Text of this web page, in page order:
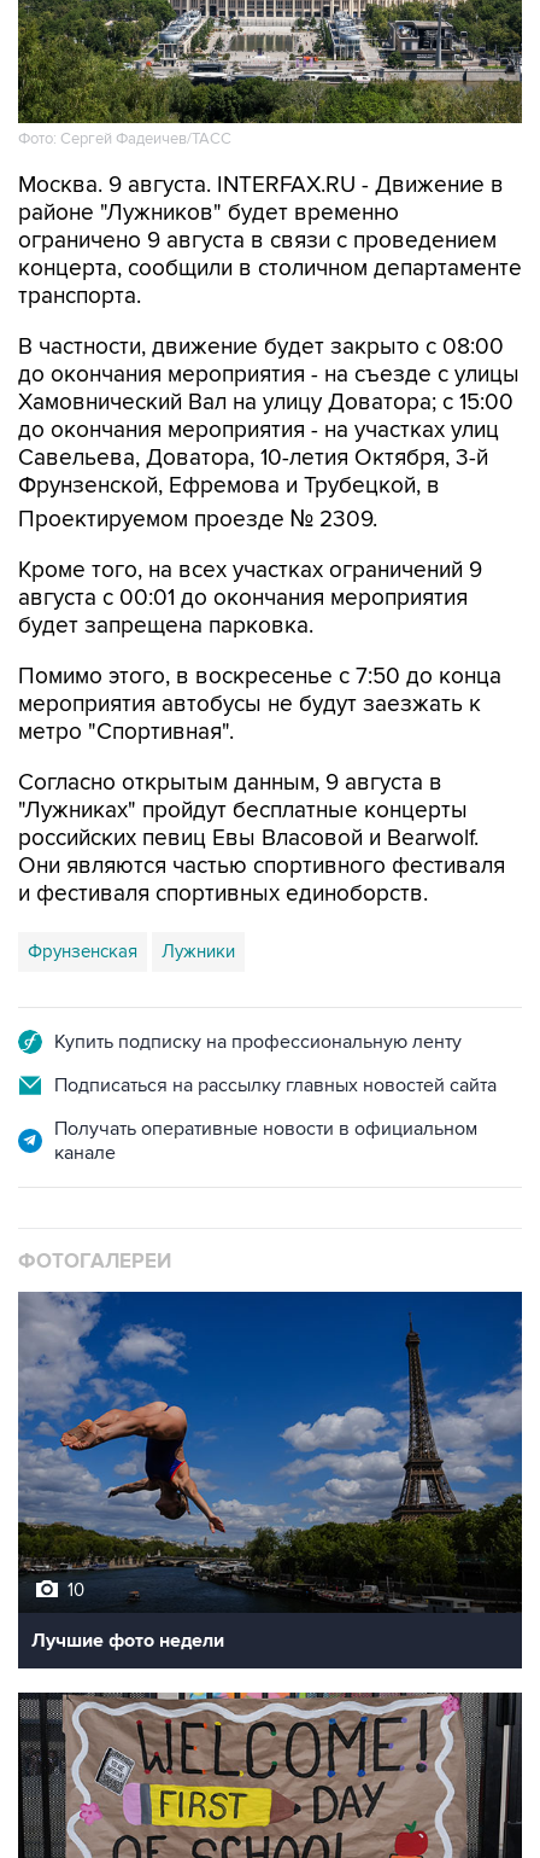
Фото: Сергей Фадеичев/ТАСС
Москва. 9 августа. INTERFAX.RU - Движение в
ограничено 9 августа в связи с проведением
концерта, сообщили в столичном департаменте
транспорта.
В частности, движение будет закрыто с 08:00
Хамовнический Вал на улицу Доватора; с 15:00
до окончания мероприятия - на участках улиц
Савельева, Доватора, 10-летия Октября, 3-й
Фрунзенской, Ефремова и Трубецкой, в
Проектируемом проезде № 2309.
Кроме того, на всех участках ограничений 9
будет запрещена парковка.
Помимо этого, в воскресенье с 7:50 до конца
метро "Спортивная".
Согласно открытым данным, 9 августа в
российских певиц Евы Власовой и Bearwolf.
Они являются частью спортивного фестиваля
и фестиваля спортивных единоборств.
Фрунзенская Лужники
Подписаться на рассылку главных новостей сайта
Получать оперативные новости в официальном
10
Лучшие фото недели